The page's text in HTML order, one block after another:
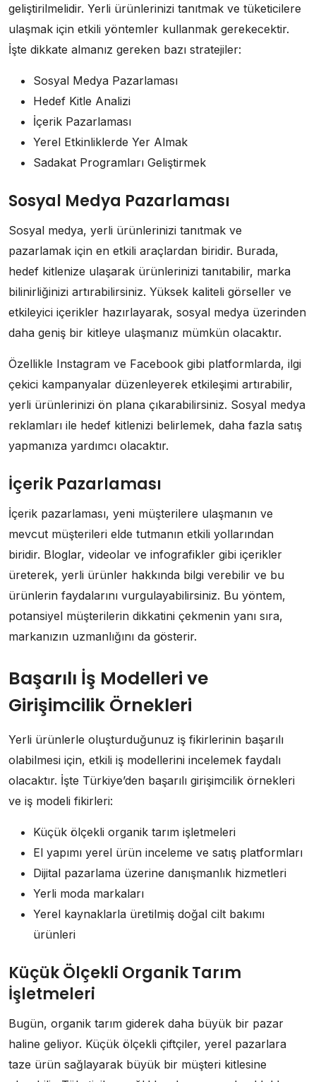
geliştirilmelidir. Yerli ürünlerinizi tanıtmak ve tüketicilere
ulaşmak için etkili yöntemler kullanmak gerekecektir.
İşte dikkate almanız gereken bazı stratejiler:
Sosyal Medya Pazarlaması
Hedef Kitle Analizi
İçerik Pazarlaması
Yerel Etkinliklerde Yer Almak
Sadakat Programları Geliştirmek
Sosyal Medya Pazarlaması
Sosyal medya, yerli ürünlerinizi tanıtmak ve
pazarlamak için en etkili araçlardan biridir. Burada,
hedef kitlenize ulaşarak ürünlerinizi tanıtabilir, marka
bilinirliğinizi artırabilirsiniz. Yüksek kaliteli görseller ve
etkileyici içerikler hazırlayarak, sosyal medya üzerinden
daha geniş bir kitleye ulaşmanız mümkün olacaktır.
Özellikle Instagram ve Facebook gibi platformlarda, ilgi
çekici kampanyalar düzenleyerek etkileşimi artırabilir,
yerli ürünlerinizi ön plana çıkarabilirsiniz. Sosyal medya
reklamları ile hedef kitlenizi belirlemek, daha fazla satış
yapmanıza yardımcı olacaktır.
İçerik Pazarlaması
İçerik pazarlaması, yeni müşterilere ulaşmanın ve
mevcut müşterileri elde tutmanın etkili yollarından
biridir. Bloglar, videolar ve infografikler gibi içerikler
üreterek, yerli ürünler hakkında bilgi verebilir ve bu
ürünlerin faydalarını vurgulayabilirsiniz. Bu yöntem,
potansiyel müşterilerin dikkatini çekmenin yanı sıra,
markanızın uzmanlığını da gösterir.
Başarılı İş Modelleri ve
Girişimcilik Örnekleri
Yerli ürünlerle oluşturduğunuz iş fikirlerinin başarılı
olabilmesi için, etkili iş modellerini incelemek faydalı
olacaktır. İşte Türkiye’den başarılı girişimcilik örnekleri
ve iş modeli fikirleri:
Küçük ölçekli organik tarım işletmeleri
El yapımı yerel ürün inceleme ve satış platformları
Dijital pazarlama üzerine danışmanlık hizmetleri
Yerli moda markaları
Yerel kaynaklarla üretilmiş doğal cilt bakımı
ürünleri
Küçük Ölçekli Organik Tarım
İşletmeleri
Bugün, organik tarım giderek daha büyük bir pazar
haline geliyor. Küçük ölçekli çiftçiler, yerel pazarlara
taze ürün sağlayarak büyük bir müşteri kitlesine